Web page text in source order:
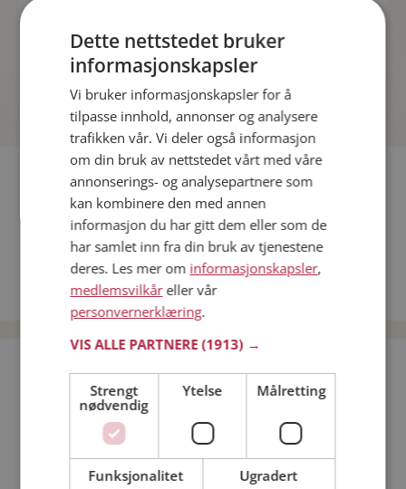
treningsentusiast som deg selv?
Online nå!
Fler single
Flere singlemenn fra Halden :perarnjos88, Ketil, jonny_no
Kvinner fra Halden
Date kvinner i Norge
Date menn i Norge
Bli medlem gratis!
Jeg er en: Mann Kvinne
Min alder:
Dette nettstedet bruker
informasjonskapsler
Vi bruker informasjonskapsler for å
tilpasse innhold, annonser og analysere
trafikken vår. Vi deler også informasjon
om din bruk av nettstedet vårt med våre
annonserings- og analysepartnere som
kan kombinere den med annen
informasjon du har gitt dem eller som de
har samlet inn fra din bruk av tjenestene
deres. Les mer om informasjonskapsler,
medlemsvilkåreller vår
personvernerklæring.
VIS ALLE PARTNERE(1913) →
Strengt
nødvendig
Ytelse Målretting
Funksjonalitet Ugradert